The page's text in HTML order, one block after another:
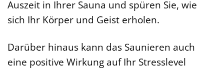
Auszeit in Ihrer Sauna und spüren Sie, wie
sich Ihr Körper und Geist erholen.
Darüber hinaus kann das Saunieren auch
eine positive Wirkung auf Ihr Stresslevel